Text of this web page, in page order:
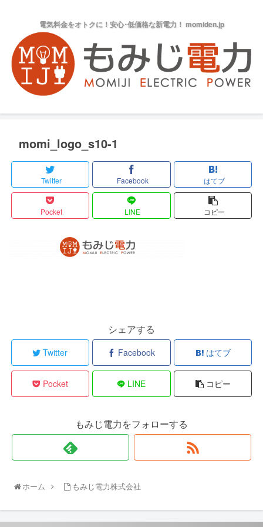
電気料金をオトクに！安心･低価格な新電力！ momiden.jp
momi_logo_s10-1
Twitter Facebook はてブ
Pocket LINE コピー
シェアする
Twitter Facebook はてブ
Pocket LINE コピー
もみじ電力をフォローする
ホーム もみじ電力株式会社